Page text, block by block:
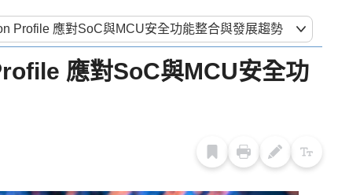
應對SoC與MCU安全功